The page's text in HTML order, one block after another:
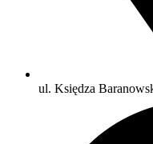
ul. Księdza